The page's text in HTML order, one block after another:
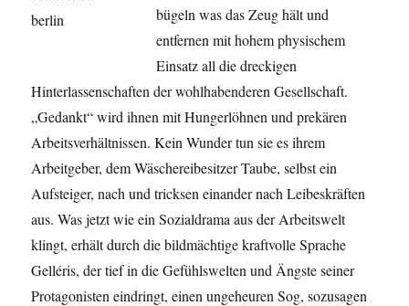
bügeln was das Zeug hält und
entfernen mit hohem physischem
Einsatz all die dreckigen
Hinterlassenschaften der wohlhabenderen Gesellschaft.
„Gedankt“ wird ihnen mit Hungerlöhnen und prekären
Arbeitsverhältnissen. Kein Wunder tun sie es ihrem
Arbeitgeber, dem Wäschereibesitzer Taube, selbst ein
Aufsteiger, nach und tricksen einander nach Leibeskräften
aus. Was jetzt wie ein Sozialdrama aus der Arbeitswelt
klingt, erhält durch die bildmächtige kraftvolle Sprache
Gelléris, der tief in die Gefühlswelten und Ängste seiner
Protagonisten eindringt, einen ungeheuren Sog, sozusagen